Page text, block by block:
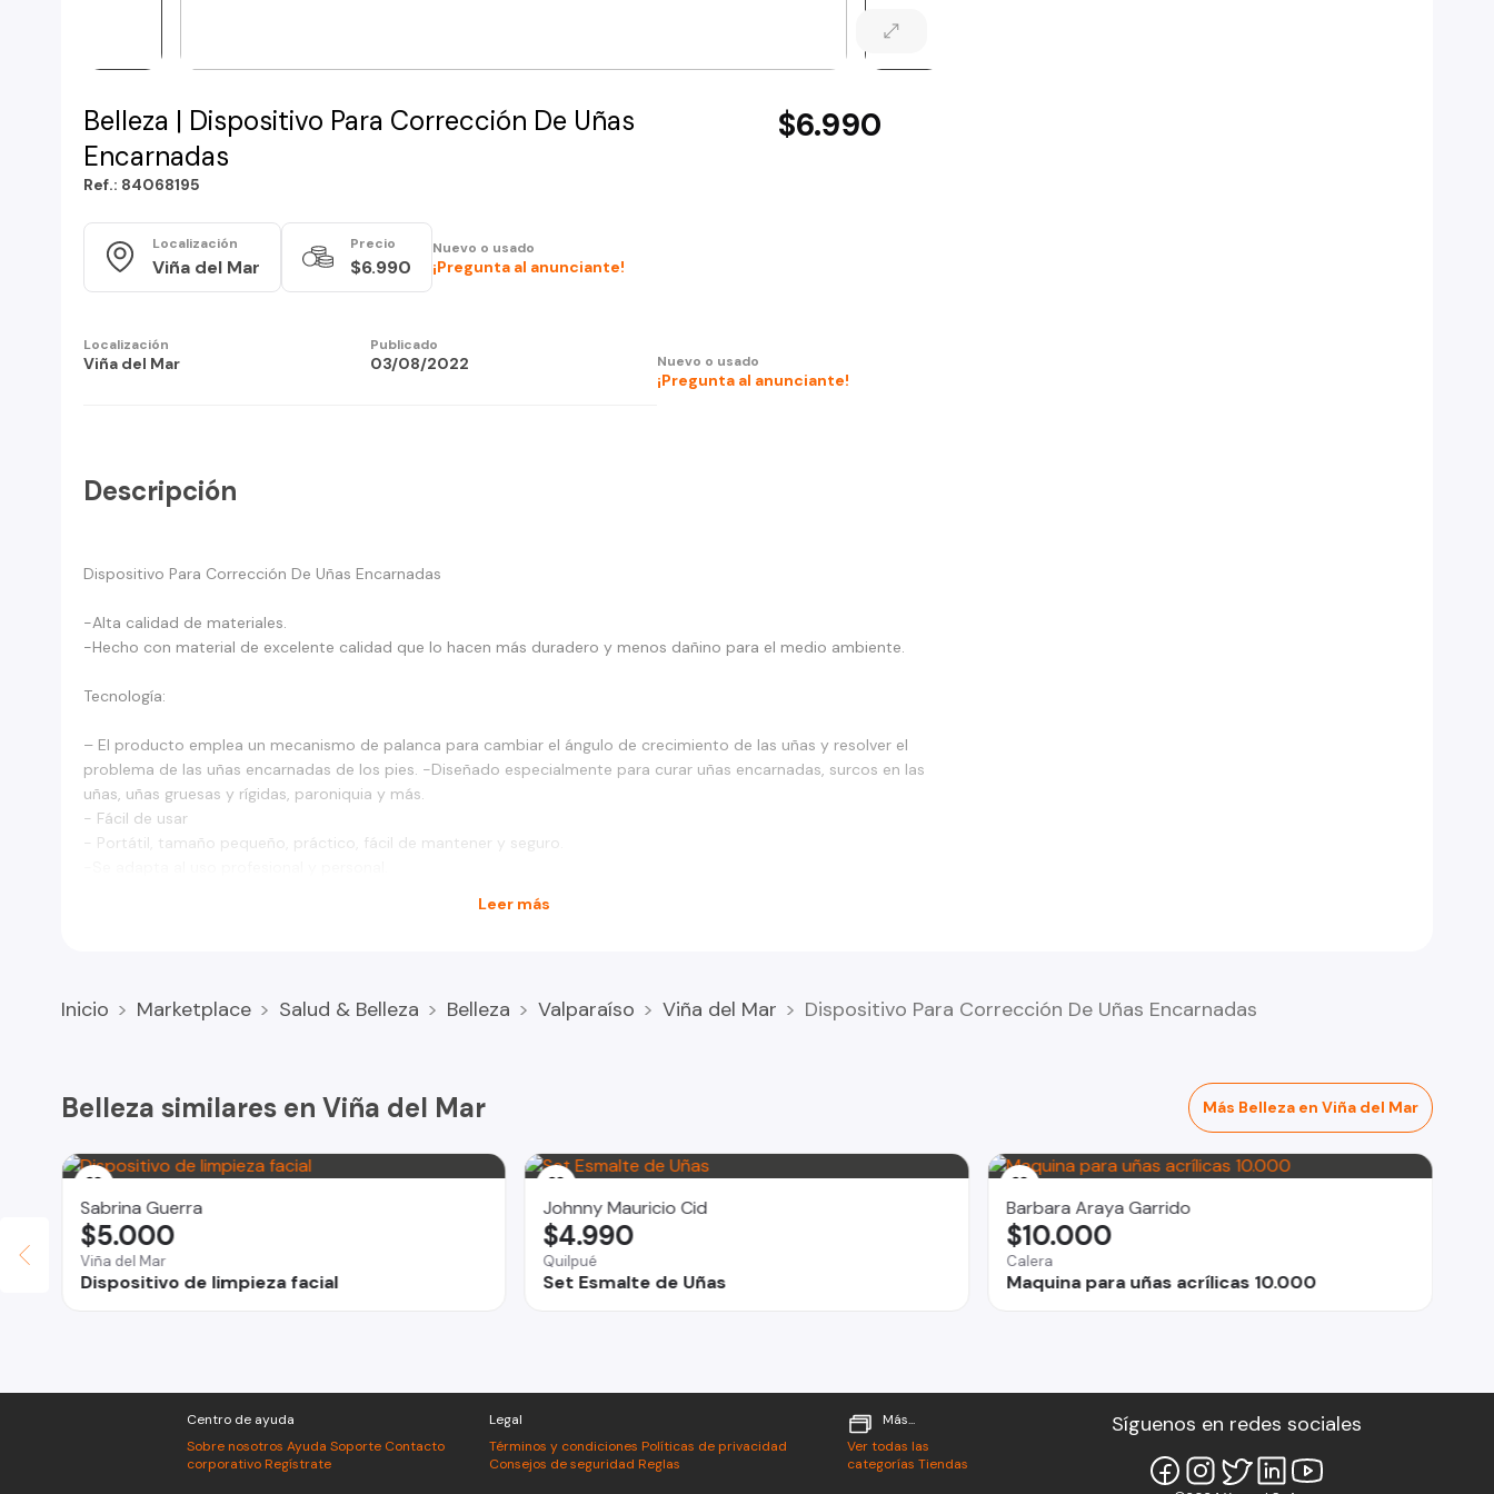
Belleza | Dispositivo Para Corrección De Uñas
Encarnadas
$6.990
Ref.: 84068195
Localización
Viña del Mar
Precio
$6.990
Nuevo o usado
¡Pregunta al anunciante!
Localización
Viña del Mar
Publicado
03/08/2022 Nuevo o usado
¡Pregunta al anunciante!
Descripción
Dispositivo Para Corrección De Uñas Encarnadas
-Alta calidad de materiales.
-Hecho con material de excelente calidad que lo hacen más duradero y menos dañino para el medio ambiente.
Tecnología:
– El producto emplea un mecanismo de palanca para cambiar el ángulo de crecimiento de las uñas y resolver el
problema de las uñas encarnadas de los pies. -Diseñado especialmente para curar uñas encarnadas, surcos en las
uñas, uñas gruesas y rígidas, paroniquia y más.
- Fácil de usar
- Portátil, tamaño pequeño, práctico, fácil de mantener y seguro.
Leer más
Inicio Marketplace Salud & Belleza Belleza Valparaíso Viña del Mar Dispositivo Para Corrección De Uñas Encarnadas
Belleza similares en Viña del Mar Más Belleza en Viña del Mar
Sabrina Guerra
Viña del Mar
Dispositivo de limpieza facial
$5.000
Johnny Mauricio Cid
Quilpué
Set Esmalte de Uñas
$4.990
Barbara Araya Garrido
Calera
Maquina para uñas acrílicas 10.000
$10.000
Centro de ayuda
Sobre nosotros Ayuda Soporte Contacto
corporativo Regístrate
Legal
Términos y condiciones Políticas de privacidad
Consejos de seguridad Reglas
Más...
Ver todas las
categorías Tiendas
Síguenos en redes sociales